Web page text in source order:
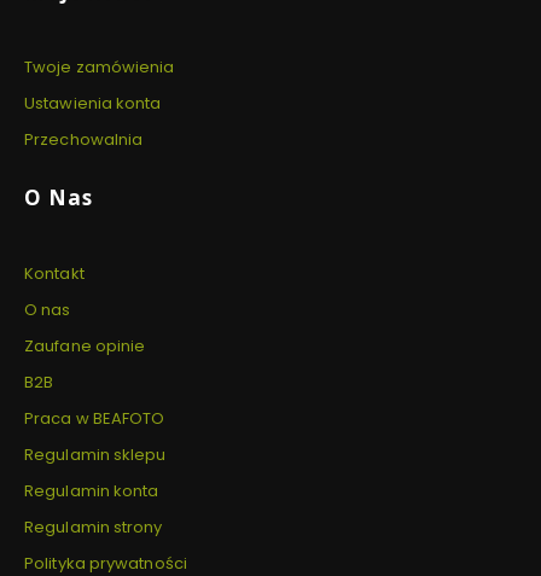
Twoje zamówienia
Ustawienia konta
Przechowalnia
O Nas
Kontakt
O nas
Zaufane opinie
B2B
Praca w BEAFOTO
Regulamin sklepu
Regulamin konta
Regulamin strony
Polityka prywatności